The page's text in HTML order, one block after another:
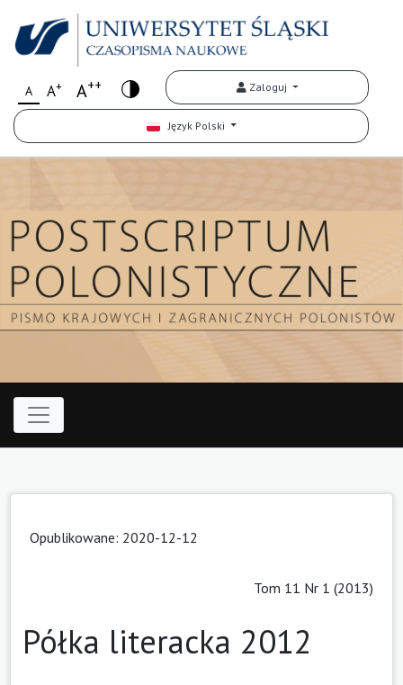
A A+ A++ Zaloguj
Język Polski
Opublikowane: 2020-12-12
Tom 11 Nr 1 (2013)
Półka literacka 2012